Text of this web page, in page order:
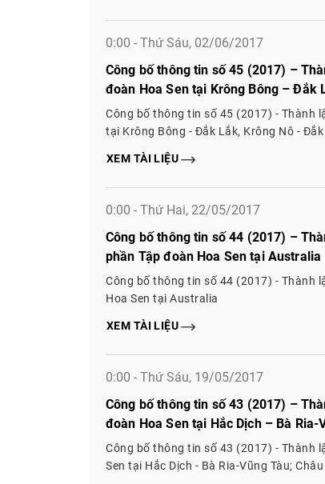
0:00 - Thứ Sáu, 02/06/2017
Công bố thông tin số 45 (2017) –
đoàn Hoa Sen tại Krông Bông – Đắk
2 Công ty Cổ phần Tập đoàn Hoa
Khánh Hòa
Công bố thông tin số 45 (2017) - Thành
tại Krông Bông - Đắk Lắk, Krông Nô -
Hoa Sen tại Gia Nghĩa - Đắk Nông, Cam
XEM TÀI LIỆU
0:00 - Thứ Hai, 22/05/2017
Công bố thông tin số 44 (2017) –
phần Tập đoàn Hoa Sen tại Australia
Công bố thông tin số 44 (2017) - Thành
Hoa Sen tại Australia
XEM TÀI LIỆU
0:00 - Thứ Sáu, 19/05/2017
Công bố thông tin số 43 (2017) –
đoàn Hoa Sen tại Hắc Dịch – Bà
Châu Thành A – Hậu Giang
Công bố thông tin số 43 (2017) - Thành
Sen tại Hắc Dịch - Bà Ria-Vũng Tàu;